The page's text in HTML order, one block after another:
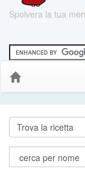
Spolvera la tua
Cerca